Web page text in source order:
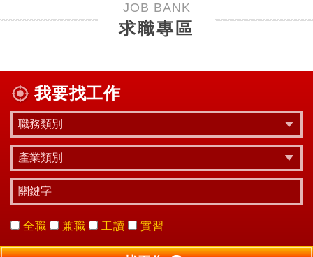
JOB BANK
求職專區
我要找工作
全職 兼職 工讀 實習